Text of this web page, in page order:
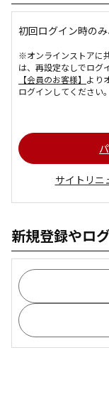
初回ログイン時の
※オンラインストアに
は、再設定なしでログ
【会員のお客様】 より
ログインしてください。
サイトリ
新規登録やロ